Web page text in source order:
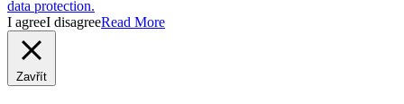
data protection.
I agreeI disagreeRead More
Zavřít